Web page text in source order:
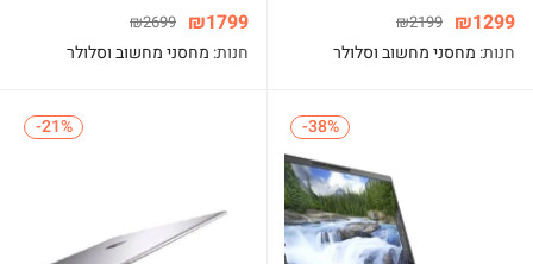
₪1299
₪2199
חנות: מחסני מחשוב וסלולר
₪1799
₪2699
חנות: מחסני מחשוב וסלולר
-38%
-21%